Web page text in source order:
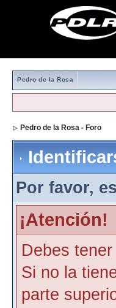
Pedro de la Rosa
Pedro de la Rosa - Foro
Por favor,
¡Atención!
Debes
Si no la
parte